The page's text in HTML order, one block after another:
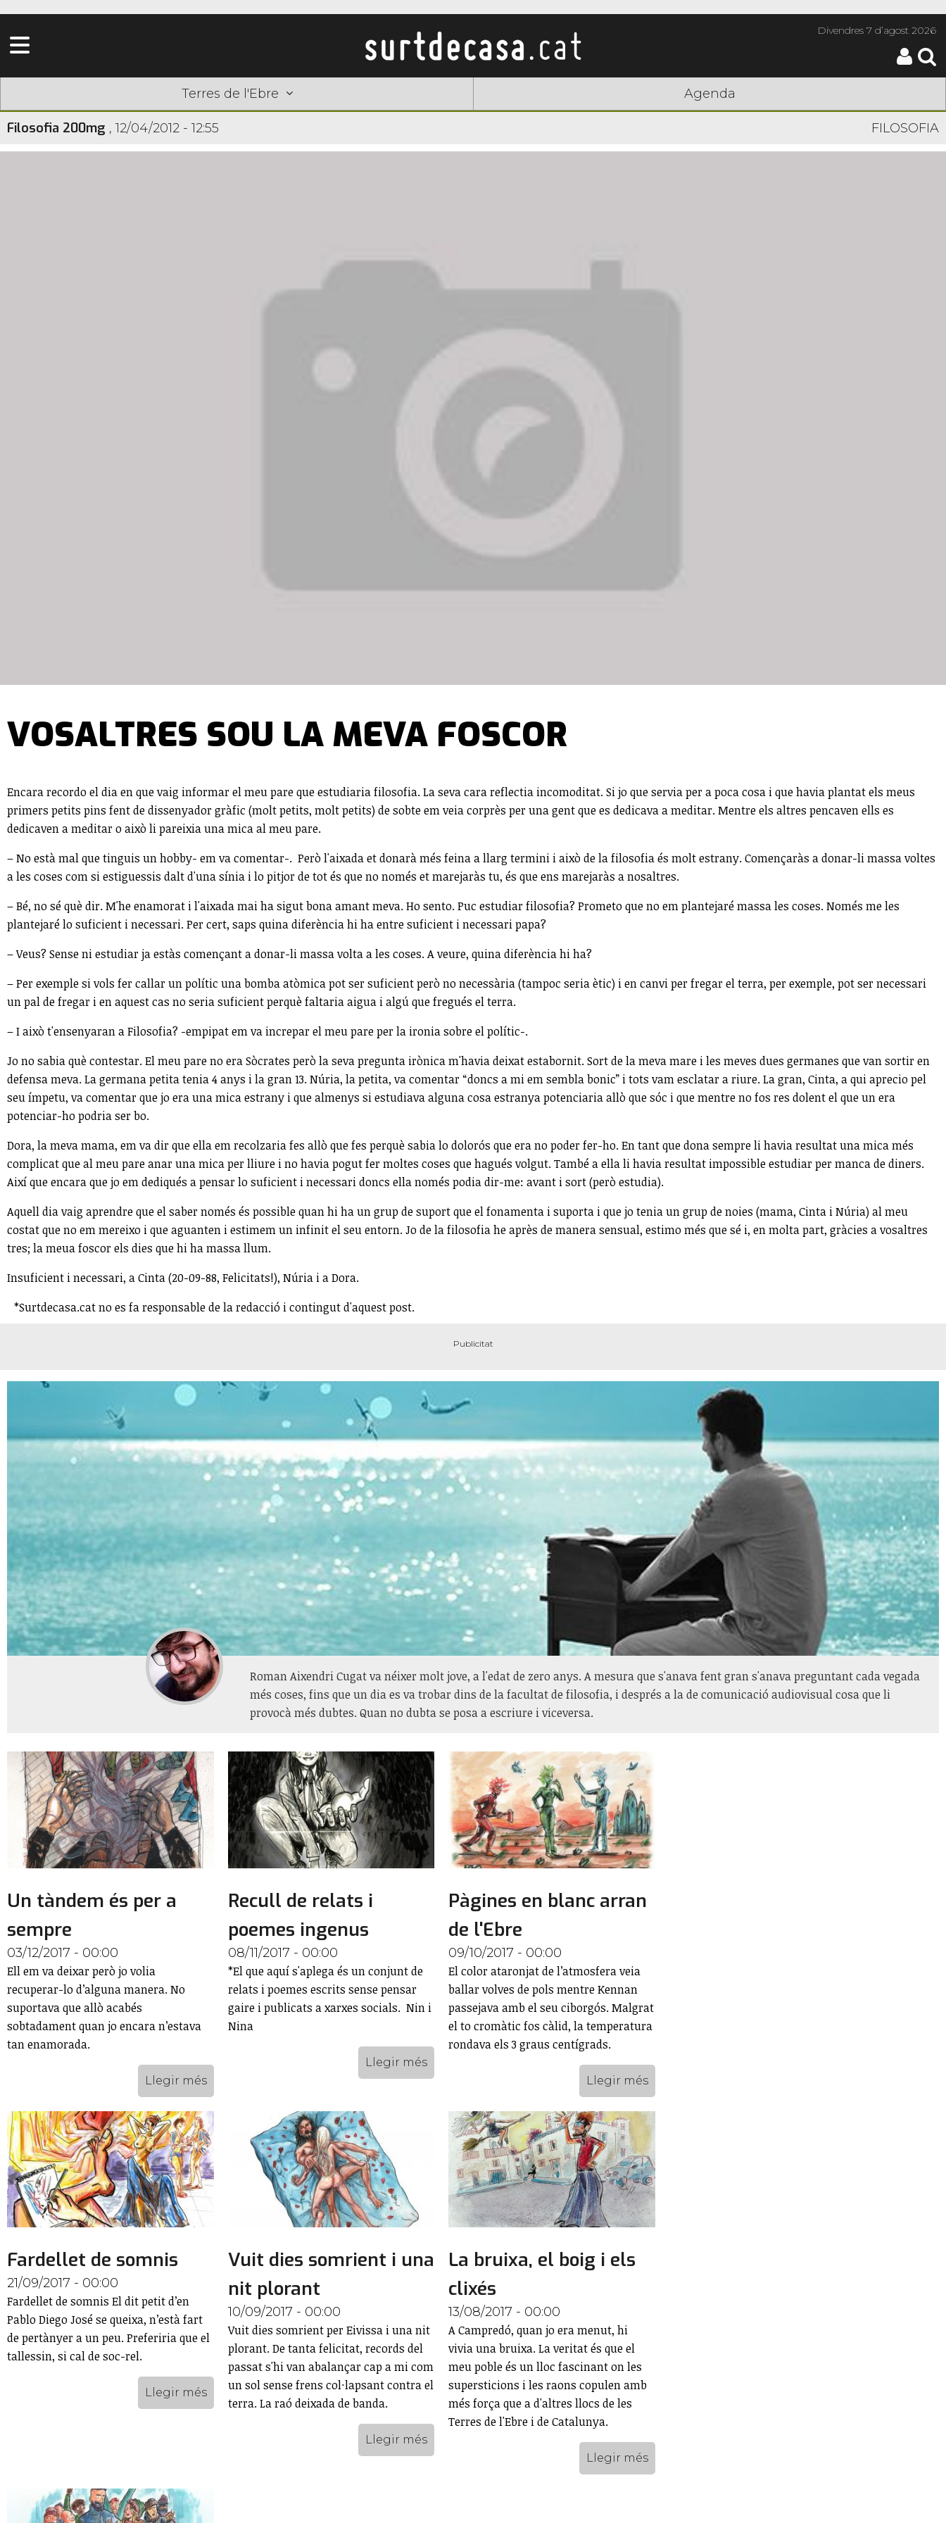
Divendres7 d’agost 2026
Terres de l'Ebre Agenda
Filosofia 200mg , 12/04/2012 - 12:55 FILOSOFIA
VOSALTRES SOU LA MEVA FOSCOR
Encara recordo el dia en que vaig informar el meu pare que estudiaria filosofia. La seva cara reflectia incomoditat. Si jo que servia per a poca cosa i que havia plantat els meus
primers petits pins fent de dissenyador gràfic (molt petits, molt petits) de sobte em veia corprès per una gent que es dedicava a meditar. Mentre els altres pencaven ells es
dedicaven a meditar o això li pareixia una mica al meu pare.
– No està mal que tinguis un hobby- em va comentar-. Però l'aixada et donarà més feina a llarg termini i això de la filosofia és molt estrany. Començaràs a donar-li massa voltes
a les coses com si estiguessis dalt d'una sínia i lo pitjor de tot és que no només et marejaràs tu, és que ens marejaràs a nosaltres.
– Bé, no sé què dir. M'he enamorat i l'aixada mai ha sigut bona amant meva. Ho sento. Puc estudiar filosofia? Prometo que no em plantejaré massa les coses. Només me les
plantejaré lo suficient i necessari. Per cert, saps quina diferència hi ha entre suficient i necessari papa?
– Veus? Sense ni estudiar ja estàs començant a donar-li massa volta a les coses. A veure, quina diferència hi ha?
– Per exemple si vols fer callar un polític una bomba atòmica pot ser suficient però no necessària (tampoc seria ètic) i en canvi per fregar el terra, per exemple, pot ser necessari
un pal de fregar i en aquest cas no seria suficient perquè faltaria aigua i algú que fregués el terra.
– I això t'ensenyaran a Filosofia? -empipat em va increpar el meu pare per la ironia sobre el polític-.
Jo no sabia què contestar. El meu pare no era Sòcrates però la seva pregunta irònica m'havia deixat estabornit. Sort de la meva mare i les meves dues germanes que van sortir en
defensa meva. La germana petita tenia 4 anys i la gran 13. Núria, la petita, va comentar “doncs a mi em sembla bonic” i tots vam esclatar a riure. La gran, Cinta, a qui aprecio pel
seu ímpetu, va comentar que jo era una mica estrany i que almenys si estudiava alguna cosa estranya potenciaria allò que sóc i que mentre no fos res dolent el que un era
potenciar-ho podria ser bo.
Dora, la meva mama, em va dir que ella em recolzaria fes allò que fes perquè sabia lo dolorós que era no poder fer-ho. En tant que dona sempre li havia resultat una mica més
complicat que al meu pare anar una mica per lliure i no havia pogut fer moltes coses que hagués volgut. També a ella li havia resultat impossible estudiar per manca de diners.
Així que encara que jo em dediqués a pensar lo suficient i necessari doncs ella només podia dir-me: avant i sort (però estudia).
Aquell dia vaig aprendre que el saber només és possible quan hi ha un grup de suport que el fonamenta i suporta i que jo tenia un grup de noies (mama, Cinta i Núria) al meu
costat que no em mereixo i que aguanten i estimem un infinit el seu entorn. Jo de la filosofia he après de manera sensual, estimo més que sé i, en molta part, gràcies a vosaltres
tres; la meua foscor els dies que hi ha massa llum.
Insuficient i necessari, a Cinta (20-09-88, Felicitats!), Núria i a Dora.
*Surtdecasa.cat no es fa responsable de la redacció i contingut d'aquest post.
Roman Aixendri Cugat va néixer molt jove, a l'edat de zero anys. A mesura que s'anava fent gran s'anava preguntant cada vegada
més coses, fins que un dia es va trobar dins de la facultat de filosofia, i després a la de comunicació audiovisual cosa que li
provocà més dubtes. Quan no dubta se posa a escriure i viceversa.
Un tàndem és per a
sempre
03/12/2017 - 00:00
Ell em va deixar però jo volia
recuperar-lo d’alguna manera. No
suportava que allò acabés
sobtadament quan jo encara n’estava
tan enamorada.
Llegir més
Recull de relats i
poemes ingenus
08/11/2017 - 00:00
*El que aquí s'aplega és un conjunt de
relats i poemes escrits sense pensar
gaire i publicats a xarxes socials. Nin i
Nina
Llegir més
Pàgines en blanc arran
de l'Ebre
09/10/2017 - 00:00
El color ataronjat de l’atmosfera veia
ballar volves de pols mentre Kennan
passejava amb el seu ciborgós. Malgrat
el to cromàtic fos càlid, la temperatura
rondava els 3 graus centígrads.
Llegir més
Fardellet de somnis
21/09/2017 - 00:00
Fardellet de somnis El dit petit d’en
Pablo Diego José se queixa, n’està fart
de pertànyer a un peu. Preferiria que el
tallessin, si cal de soc-rel.
Llegir més
Vuit dies somrient i una
nit plorant
10/09/2017 - 00:00
Vuit dies somrient per Eivissa i una nit
plorant. De tanta felicitat, records del
passat s'hi van abalançar cap a mi com
un sol sense frens col·lapsant contra el
terra. La raó deixada de banda.
Llegir més
La bruixa, el boig i els
clixés
13/08/2017 - 00:00
A Campredó, quan jo era menut, hi
vivia una bruixa. La veritat és que el
meu poble és un lloc fascinant on les
supersticions i les raons copulen amb
més força que a d'altres llocs de les
Terres de l'Ebre i de Catalunya.
Llegir més